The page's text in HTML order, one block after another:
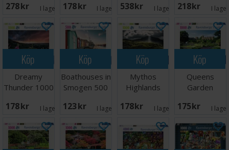
278 SEK I lager: 178 SEK I lager: 2538 SEK I lager: 2218 SEK I
Köp
Dreamy
Thunder 1000
178 SEK I lager:
Köp
Boathouses in
Smogen 500
123 SEK I lager:
Köp
Mythos
Highlands
Pussel
178 SEK I lager:
Köp
Queens
Garden
Castle 1000
175 SEK I